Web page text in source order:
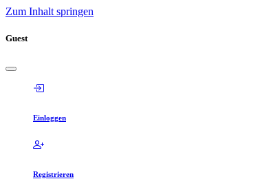
Zum Inhalt springen
Guest
Einloggen
Registrieren